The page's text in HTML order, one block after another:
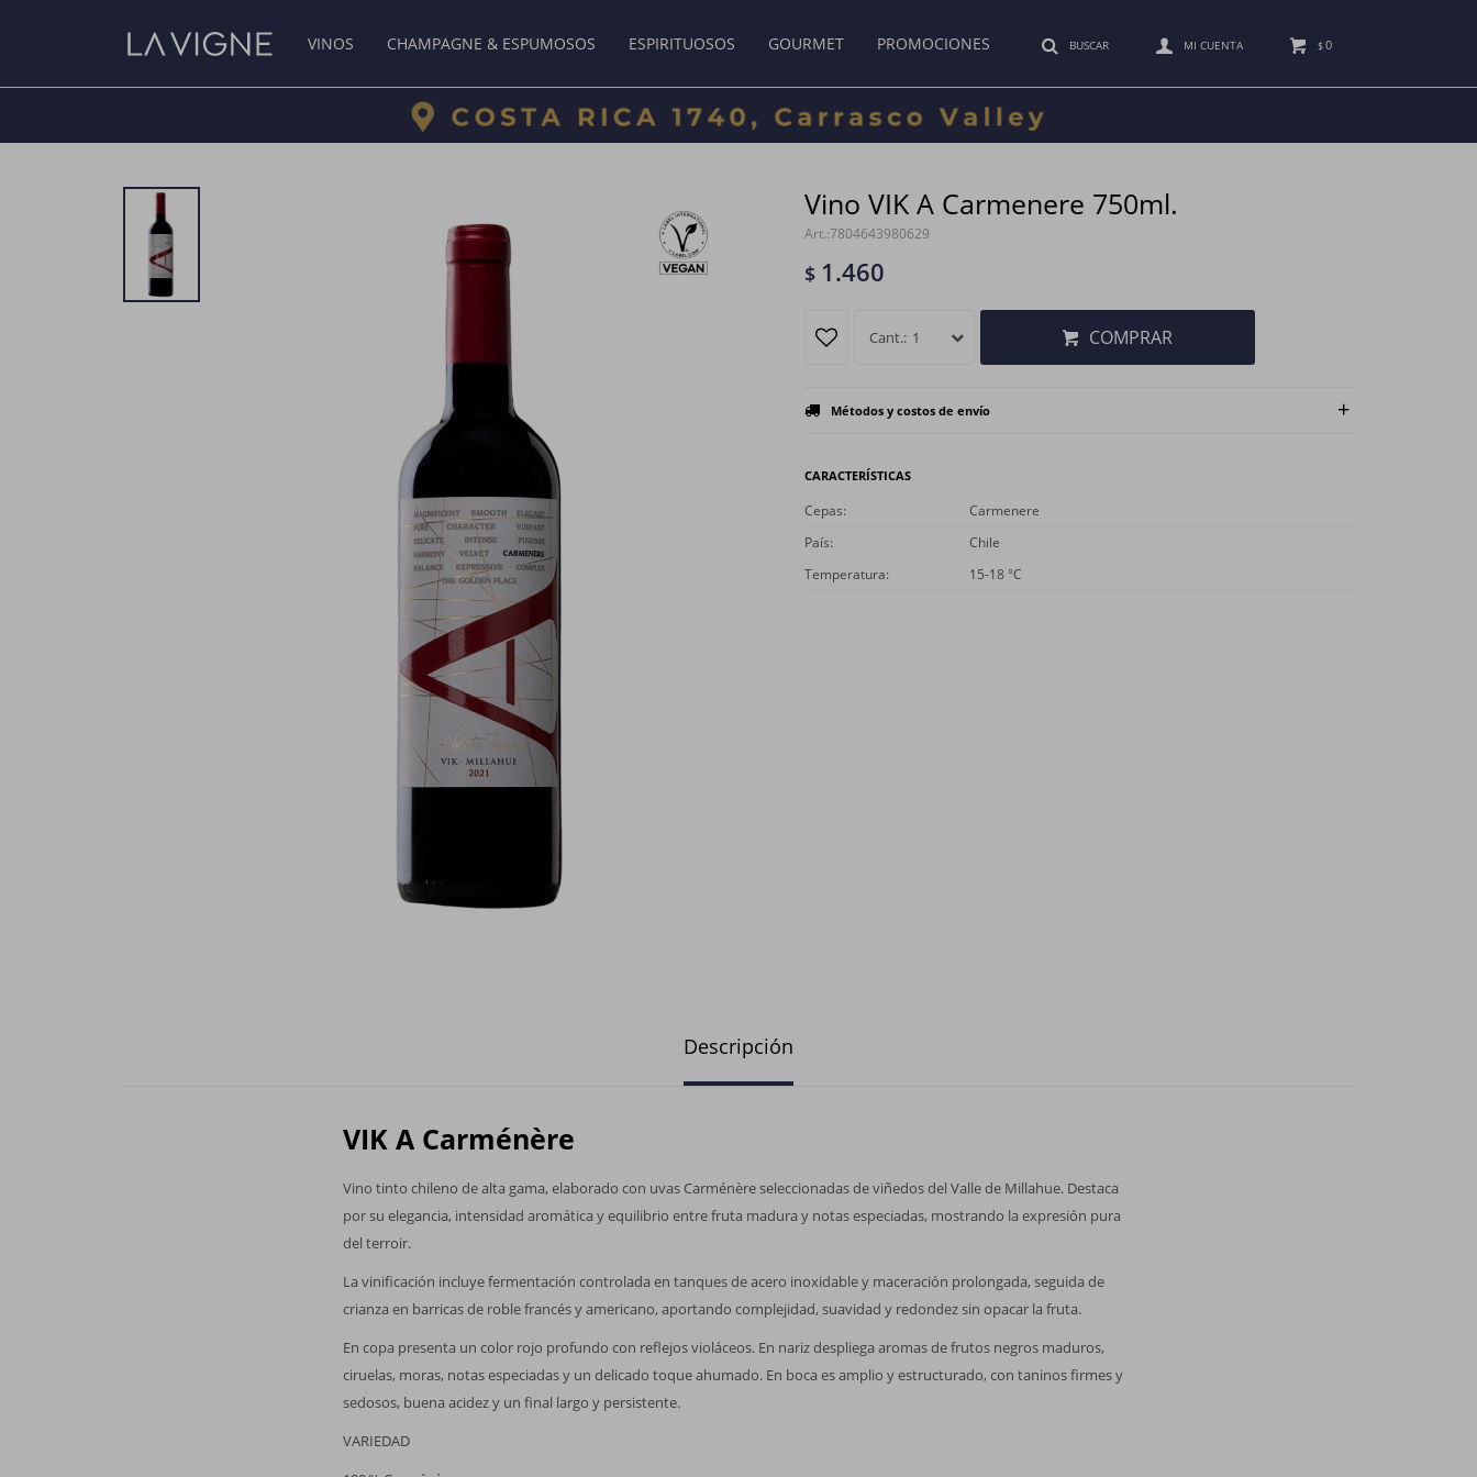
VINOS CHAMPAGNE & ESPUMOSOS ESPIRITUOSOS GOURMET PROMOCIONES $0
Vino VIK A Carmenere 750ml.
7804643980629
$ 1.460
1 COMPRAR
Métodos y costos de envío
CARACTERÍSTICAS
Cepas
Carmenere
País
Chile
Temperatura
15-18 °C
Descripción
VIK A Carménère
Vino tinto chileno de alta gama, elaborado con uvas Carménère seleccionadas de viñedos del Valle de Millahue. Destaca
por su elegancia, intensidad aromática y equilibrio entre fruta madura y notas especiadas, mostrando la expresión pura
del terroir.
La vinificación incluye fermentación controlada en tanques de acero inoxidable y maceración prolongada, seguida de
crianza en barricas de roble francés y americano, aportando complejidad, suavidad y redondez sin opacar la fruta.
En copa presenta un color rojo profundo con reflejos violáceos. En nariz despliega aromas de frutos negros maduros,
ciruelas, moras, notas especiadas y un delicado toque ahumado. En boca es amplio y estructurado, con taninos firmes y
sedosos, buena acidez y un final largo y persistente.
VARIEDAD